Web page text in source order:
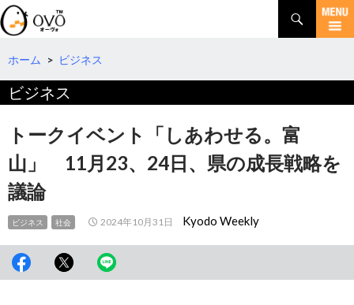
検
索
コ
テ
へ
ホーム > ビジネス
ビジネス
トークイベント「しあわせる。富
山」 11月23、24日、県の成長戦略を
議論
ビジネス 社会 2024年10月31日 Kyodo Weekly